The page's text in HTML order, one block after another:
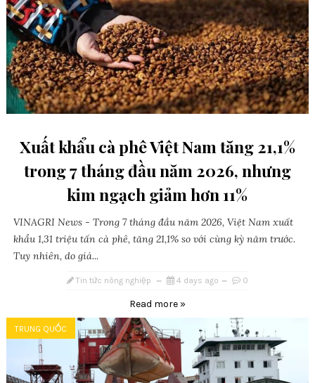
Xuất khẩu cà phê Việt Nam tăng 21,1%
trong 7 tháng đầu năm 2026, nhưng
kim ngạch giảm hơn 11%
VINAGRI News - Trong 7 tháng đầu năm 2026, Việt Nam xuất
khẩu 1,31 triệu tấn cà phê, tăng 21,1% so với cùng kỳ năm trước.
Tuy nhiên, do giá...
Tin tức nông nghiệp 4 days ago 0
Read more »
TRUNG QUỐC